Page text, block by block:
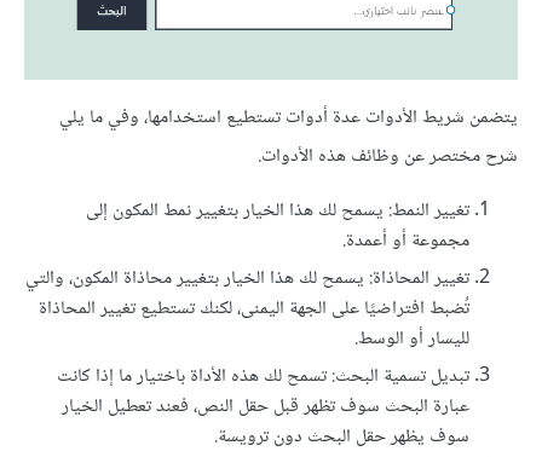
يتضمن شريط الأدوات عدة أدوات تستطيع استخدامها، وفي ما يلي
شرح مختصر عن وظائف هذه الأدوات.
تغيير النمط: يسمح لك هذا الخيار بتغيير نمط المكون إلى
مجموعة أو أعمدة.
تغيير المحاذاة: يسمح لك هذا الخيار بتغيير محاذاة المكون، والتي
تُضبط افتراضيًا على الجهة اليمنى، لكنك تستطيع تغيير المحاذاة
لليسار أو الوسط.
تبديل تسمية البحث: تسمح لك هذه الأداة باختيار ما إذا كانت
عبارة البحث سوف تظهر قبل حقل النص، فعند تعطيل الخيار
سوف يظهر حقل البحث دون ترويسة.